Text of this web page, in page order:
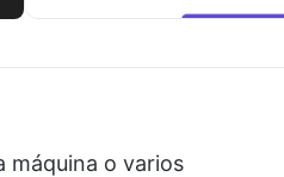
máquina o varios